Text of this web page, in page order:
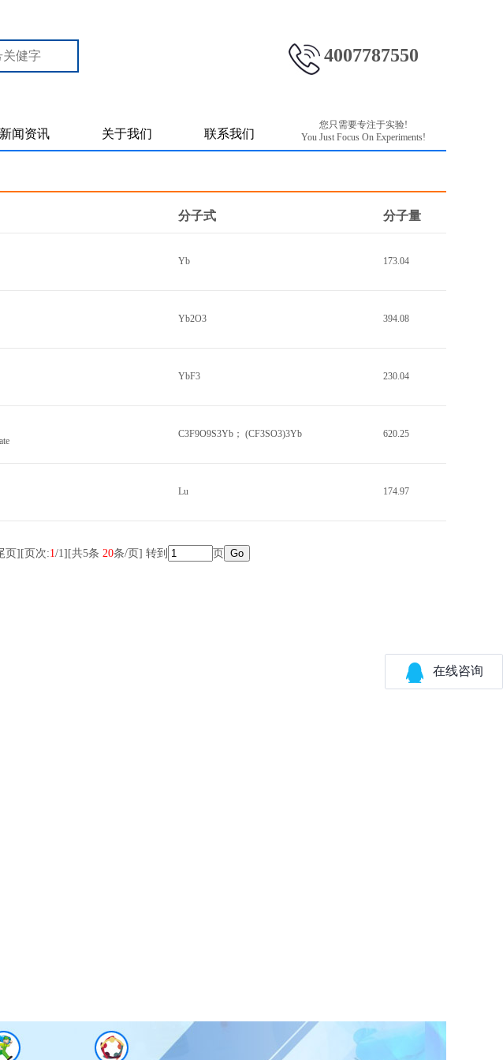
4007787550
新闻资讯 关于我们 联系我们
您只需要专注于实验!
You Just Focus On Experiments!
分子式 分子量
Yb 173.04
Yb2O3 394.08
YbF3 230.04
C3F9O9S3Yb； (CF3SO3)3Yb 620.25
Lu 174.97
页] [页次:1/1] [共5条 20条/页] 转到 页